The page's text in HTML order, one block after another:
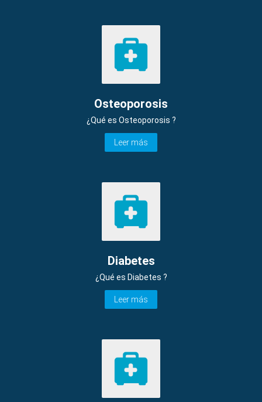
Osteoporosis
¿Qué es Osteoporosis ?
Leer más
Diabetes
¿Qué es Diabetes ?
Leer más